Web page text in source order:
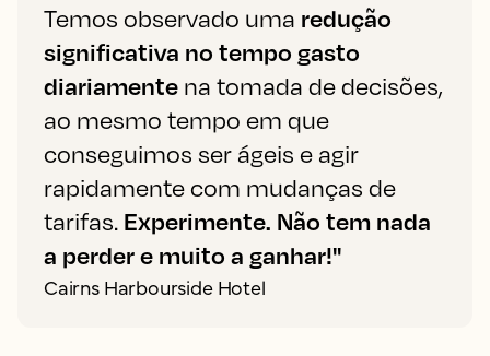
Temos observado uma redução
significativa no tempo gasto
diariamente na tomada de decisões,
ao mesmo tempo em que
conseguimos ser ágeis e agir
rapidamente com mudanças de
tarifas. Experimente. Não tem nada
a perder e muito a ganhar!"
Cairns Harbourside Hotel